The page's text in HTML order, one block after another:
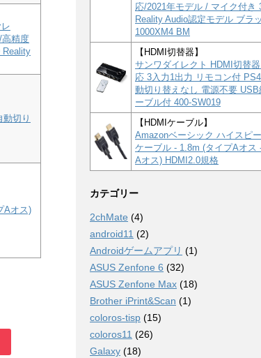
精度
Reality
切り
Aオス)
応/2021年モデル / マイク付き
Reality Audio認定モデル ブラ
1000XM4 BM
【HDMI切替器】
サンワダイレクト HDMI切替
応 3入力1出力 リモコン付
動切り替えなし 電源不要 USB
ーブル付 400-SW019
【HDMIケーブル】
Amazonベーシック ハイスピー
ケーブル - 1.8m (タイプAオス
Aオス) HDMI2.0規格
カテゴリー
2chMate (4)
android11 (2)
Androidゲームアプリ (1)
ASUS Zenfone 6 (32)
ASUS Zenfone Max (18)
Brother iPrint&Scan (1)
coloros-tisp (15)
coloros11 (26)
Galaxy (18)